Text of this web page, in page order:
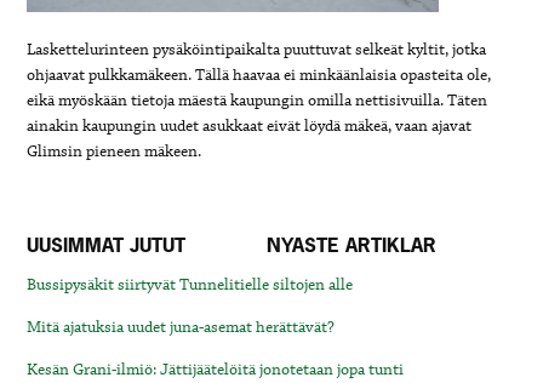
Laskettelurinteen pysäköintipaikalta puuttuvat selkeät kyltit, jotka
ohjaavat pulkkamäkeen. Tällä haavaa ei minkäänlaisia opasteita ole,
eikä myöskään tietoja mäestä kaupungin omilla nettisivuilla. Täten
ainakin kaupungin uudet asukkaat eivät löydä mäkeä, vaan ajavat
Glimsin pieneen mäkeen.
UUSIMMAT JUTUT NYASTE ARTIKLAR
Bussipysäkit siirtyvät Tunnelitielle siltojen alle
Mitä ajatuksia uudet juna-asemat herättävät?
Kesän Grani-ilmiö: Jättijäätelöitä jonotetaan jopa tunti